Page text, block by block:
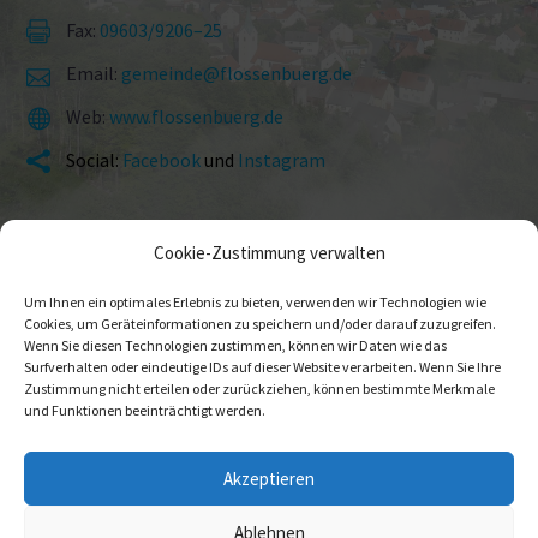
Cookie-Zustimmung verwalten
Um Ihnen ein optimales Erlebnis zu bieten, verwenden wir Technologien wie
Cookies, um Geräteinformationen zu speichern und/oder darauf zuzugreifen.
Wenn Sie diesen Technologien zustimmen, können wir Daten wie das
Surfverhalten oder eindeutige IDs auf dieser Website verarbeiten. Wenn Sie Ihre
Zustimmung nicht erteilen oder zurückziehen, können bestimmte Merkmale
und Funktionen beeinträchtigt werden.
Akzeptieren
Ablehnen

 Fax: 09603/9206–25

 Email: gemeinde@flossenbuerg.de

 Web: www.flossenbuerg.de

 Social: Facebook und Instagram
Impressum Daten­schutz Ansprech­partner
© 2026 Gemeinde Flossenbürg